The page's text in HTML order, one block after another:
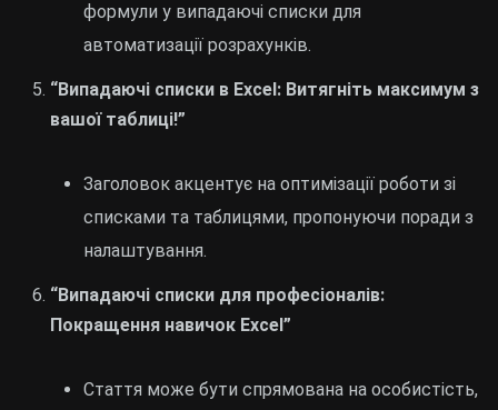
формули у випадаючі списки для
автоматизації розрахунків.
“Випадаючі списки в Excel: Витягніть максимум з
вашої таблиці!”
Заголовок акцентує на оптимізації роботи зі
списками та таблицями, пропонуючи поради з
налаштування.
“Випадаючі списки для професіоналів:
Покращення навичок Excel”
Стаття може бути спрямована на особистість,